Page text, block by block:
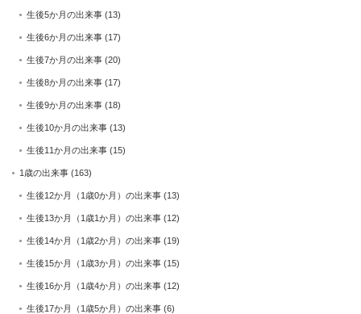
生後5か月の出来事 (13)
生後6か月の出来事 (17)
生後7か月の出来事 (20)
生後8か月の出来事 (17)
生後9か月の出来事 (18)
生後10か月の出来事 (13)
生後11か月の出来事 (15)
1歳の出来事 (163)
生後12か月（1歳0か月）の出来事 (13)
生後13か月（1歳1か月）の出来事 (12)
生後14か月（1歳2か月）の出来事 (19)
生後15か月（1歳3か月）の出来事 (15)
生後16か月（1歳4か月）の出来事 (12)
生後17か月（1歳5か月）の出来事 (6)